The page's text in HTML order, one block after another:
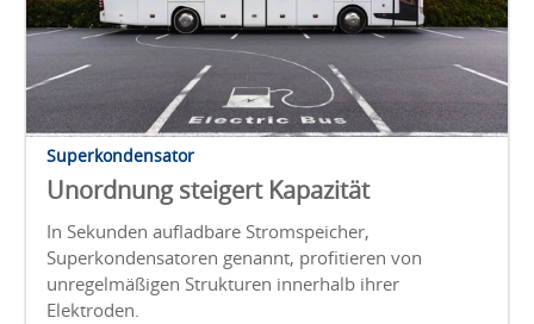
Superkondensator
Unordnung steigert Kapazität
In Sekunden aufladbare Stromspeicher,
Superkondensatoren genannt, profitieren von
unregelmäßigen Strukturen innerhalb ihrer
Elektroden.